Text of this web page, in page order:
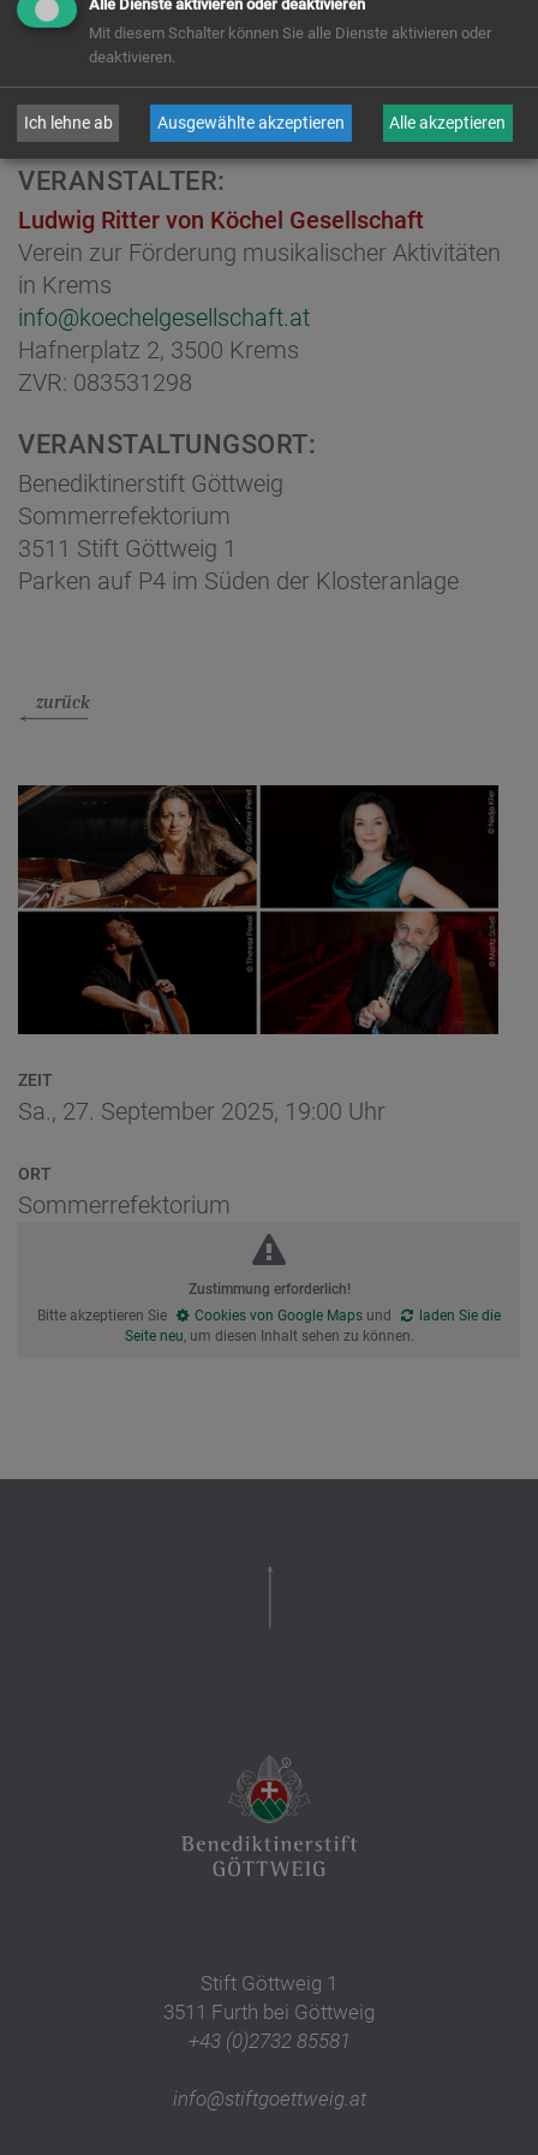
Karten:
VERANSTALTER:
Ludwig Ritter von Köchel Gesellschaft
Verein zur Förderung musikalischer Aktivitäten
in Krems
info@koechelgesellschaft.at
Hafnerplatz 2, 3500 Krems
ZVR: 083531298
VERANSTALTUNGSORT:
Benediktinerstift Göttweig
Sommerrefektorium
3511 Stift Göttweig 1
Parken auf P4 im Süden der Klosteranlage
zurück
ZEIT
Sa., 27. September 2025, 19:00 Uhr
ORT
Sommerrefektorium
Zustimmung erforderlich!
Bitte akzeptieren Sie
Cookies von Google Maps und
laden Sie die
Seite neu, um diesen Inhalt sehen zu können.
Stift Göttweig 1
3511 Furth bei Göttweig
+43 (0)2732 85581
info@stiftgoettweig.at
Alle Dienste aktivieren oder deaktivieren
Mit diesem Schalter können Sie alle Dienste aktivieren oder
deaktivieren.
Ich lehne ab Ausgewählte akzeptieren Alle akzeptieren